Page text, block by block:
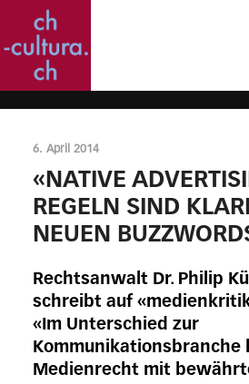
6. April 2014
«NATIVE
REGELN SIND
NEUEN
Rechtsanwalt Dr. Philip
schreibt auf
«Im Unterschied zur
Kommunikationsbranche
Medienrecht mit